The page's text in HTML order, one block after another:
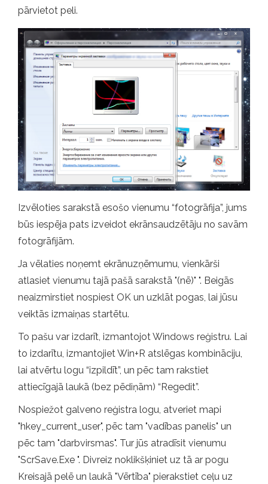
pārvietot peli.
Izvēloties sarakstā esošo vienumu “fotogrāfija”, jums
būs iespēja pats izveidot ekrānsaudzētāju no savām
fotogrāfijām.
Ja vēlaties noņemt ekrānuzņēmumu, vienkārši
atlasiet vienumu tajā pašā sarakstā "(nē)" ". Beigās
neaizmirstiet nospiest OK un uzklāt pogas, lai jūsu
veiktās izmaiņas startētu.
To pašu var izdarīt, izmantojot Windows reģistru. Lai
to izdarītu, izmantojiet Win+R atslēgas kombināciju,
lai atvērtu logu “izpildīt”, un pēc tam rakstiet
attiecīgajā laukā (bez pēdiņām) “Regedit”.
Nospiežot galveno reģistra logu, atveriet mapi
"hkey_current_user", pēc tam "vadības panelis" un
pēc tam "darbvirsmas". Tur jūs atradīsit vienumu
"ScrSave.Exe ". Divreiz noklikšķiniet uz tā ar pogu
Kreisajā pelē un laukā "Vērtība" pierakstiet ceļu uz